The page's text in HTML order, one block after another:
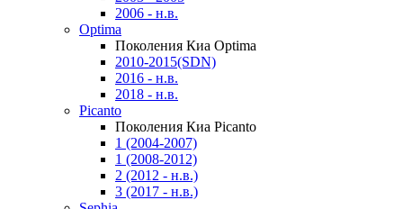
2006 - н.в.
Optima
Поколения Киа Optima
2010-2015(SDN)
2016 - н.в.
2018 - н.в.
Picanto
Поколения Киа Picanto
1 (2004-2007)
1 (2008-2012)
2 (2012 - н.в.)
3 (2017 - н.в.)